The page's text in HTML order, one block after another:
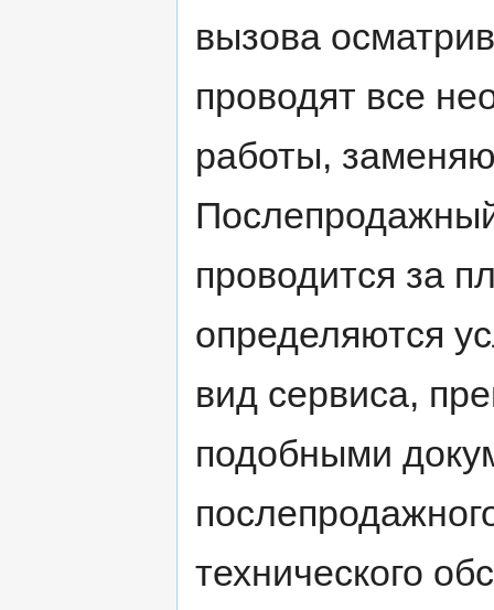
вызова
проводят все
работы,
проводится за
определяются
вид сервиса,
подобными
технического